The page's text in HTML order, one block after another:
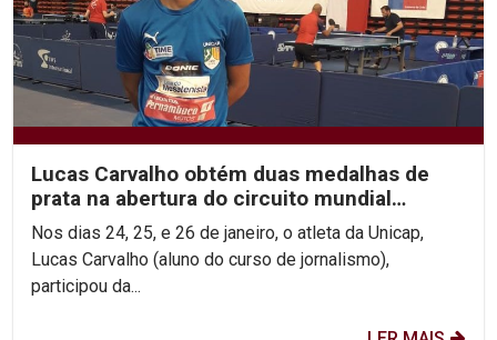
Lucas Carvalho obtém duas medalhas de
prata na abertura do circuito mundial
paralímpico
Nos dias 24, 25, e 26 de janeiro, o atleta da Unicap,
Lucas Carvalho (aluno do curso de jornalismo),
participou da...